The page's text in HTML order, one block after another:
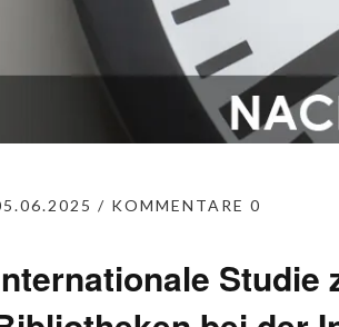
KOMMENTARE 0
Studie